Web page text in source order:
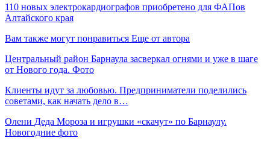
110 новых электрокардиографов приобретено для ФАПов
Алтайского края
Вам также могут понравиться Еще от автора
Центральный район Барнаула засверкал огнями и уже в шаге
от Нового года. Фото
Клиенты идут за любовью. Предприниматели поделились
советами, как начать дело в…
Олени Деда Мороза и игрушки «скачут» по Барнаулу.
Новогодние фото